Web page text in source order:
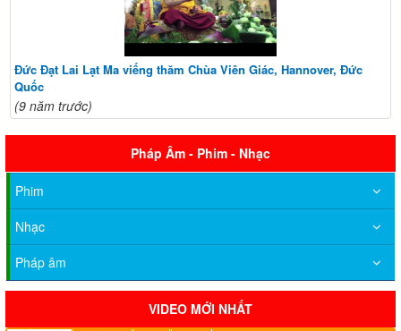
Đức Đạt Lai Lạt Ma viếng thăm Chùa Viên Giác, Hannover, Đức
Quốc
(9 năm trước)
Pháp Âm - Phim - Nhạc
Phim
Nhạc
Pháp âm
VIDEO MỚI NHẤT